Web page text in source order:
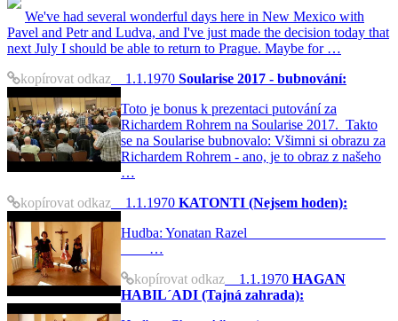
We've had several wonderful days here in New Mexico with
Pavel and Petr and Ludva, and I've just made the decision today that
next July I should be able to return to Prague. Maybe for …
kopírovat odkaz 1.1.1970 Soularise 2017 - bubnování:
Toto je bonus k prezentaci putování za
Richardem Rohrem na Soularise 2017. Takto
se na Soularise bubnovalo: Všimni si obrazu za
Richardem Rohrem - ano, je to obraz z našeho
…
kopírovat odkaz 1.1.1970 KATONTI (Nejsem hoden):
Hudba: Yonatan Razel
…
kopírovat odkaz 1.1.1970 HAGAN
HABIL´ADI (Tajná zahrada):